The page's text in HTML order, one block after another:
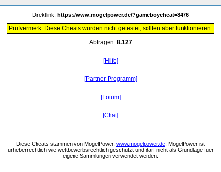
Direktlink: https://www.mogelpower.de/?gameboycheat=8476
Prüfvermerk: Diese Cheats wurden nicht getestet, sollten aber funktionieren.
Abfragen: 8.127
[Hilfe]
[Partner-Programm]
[Forum]
[Chat]
Diese Cheats stammen von MogelPower, www.mogelpower.de . MogelPower ist
urheberrechtlich wie wettbewerbsrechtlich geschützt und darf nicht als Grundlage fuer
eigene Sammlungen verwendet werden.